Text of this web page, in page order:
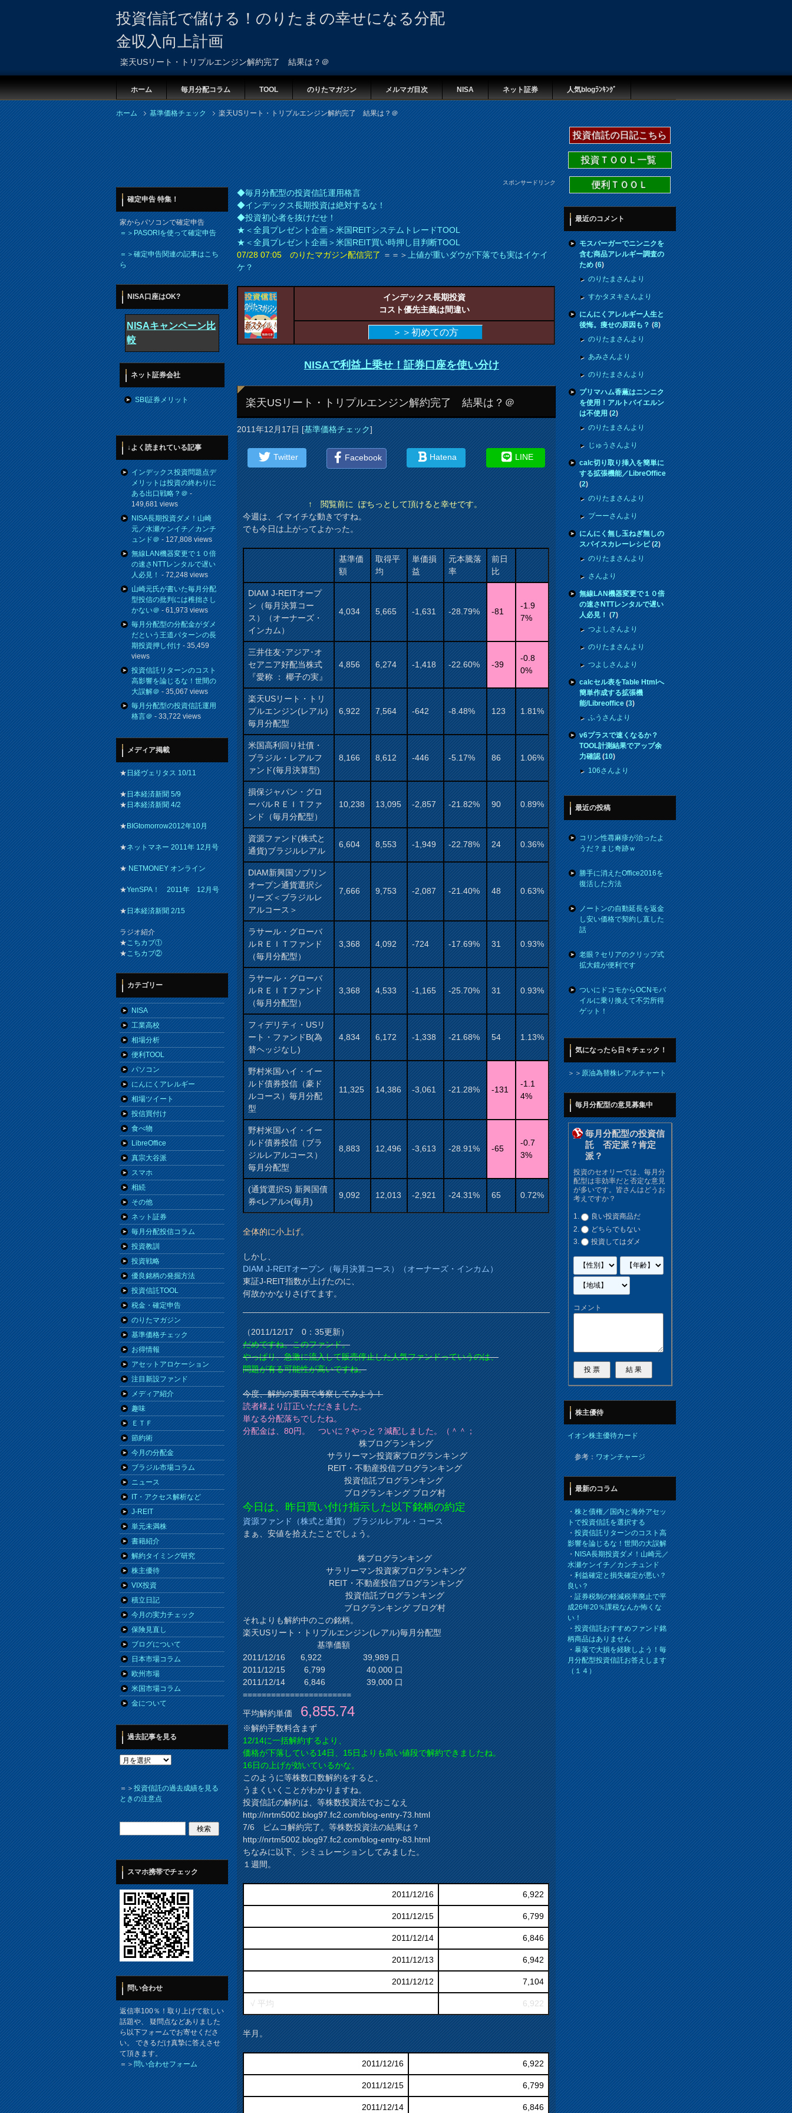
投資信託で儲ける！のりたまの幸せになる分配
金収入向上計画
楽天USリート・トリプルエンジン解約完了 結果は？＠
ホーム 毎月分配コラム TOOL のりたマガジン メルマガ目次 NISA ネット証券 人気blogﾗﾝｷﾝｸﾞ
ホーム 基準価格チェック 楽天USリート・トリプルエンジン解約完了 結果は？＠
スポンサードリンク
◆毎月分配型の投資信託運用格言
◆インデックス長期投資は絶対するな！
◆投資初心者を抜けだせ！
★＜全員プレゼント企画＞米国REITシステムトレードTOOL
★＜全員プレゼント企画＞米国REIT買い時押し目判断TOOL
07/28 07:05 のりたマガジン配信完了＝＝＞上値が重いダウが下落でも実はイケイ
ケ？
インデックス長期投資
コスト優先主義は間違い
＞＞初めての方
NISAで利益上乗せ！証券口座を使い分け
楽天USリート・トリプルエンジン解約完了 結果は？＠
2011年12月17日[基準価格チェック]
Twitter Facebook Hatena LINE
↑ 閲覧前に ぽちっとして頂けると幸せです。
今週は、イマイチな動きですね。
でも今日は上がってよかった。
基準価
額
取得平
均
単価損
益
元本騰落
率
前日
比
DIAM J-REITオープ
ン（毎月決算コー
ス）（オーナーズ・
インカム）
4,034 5,665 -1,631 -28.79% -81
-1.9
7%
三井住友･アジア･オ
セアニア好配当株式
『愛称 ： 椰子の実』
4,856 6,274 -1,418 -22.60% -39
-0.8
0%
楽天USリート・トリ
プルエンジン(レアル)
毎月分配型
6,922 7,564 -642 -8.48% 123 1.81%
米国高利回り社債・
ブラジル・レアルフ
ァンド(毎月決算型)
8,166 8,612 -446 -5.17% 86 1.06%
損保ジャパン・グロ
ーバルＲＥＩＴファ
ンド（毎月分配型）
10,238 13,095 -2,857 -21.82% 90 0.89%
資源ファンド(株式と
通貨)ブラジルレアル
6,604 8,553 -1,949 -22.78% 24 0.36%
DIAM新興国ソブリン
オープン通貨選択シ
リーズ＜ブラジルレ
アルコース＞
7,666 9,753 -2,087 -21.40% 48 0.63%
ラサール・グローバ
ルＲＥＩＴファンド
（毎月分配型）
3,368 4,092 -724 -17.69% 31 0.93%
ラサール・グローバ
ルＲＥＩＴファンド
（毎月分配型）
3,368 4,533 -1,165 -25.70% 31 0.93%
フィデリティ・USリ
ート・ファンドB(為
替ヘッジなし)
4,834 6,172 -1,338 -21.68% 54 1.13%
野村米国ハイ・イー
ルド債券投信（豪ド
ルコース）毎月分配
型
11,325 14,386 -3,061 -21.28% -131
-1.1
4%
野村米国ハイ・イー
ルド債券投信（ブラ
ジルレアルコース）
毎月分配型
8,883 12,496 -3,613 -28.91% -65
-0.7
3%
(通貨選択S) 新興国債
券<レアル>(毎月)
9,092 12,013 -2,921 -24.31% 65 0.72%
全体的に小上げ。
しかし、
DIAM J-REITオープン（毎月決算コース）（オーナーズ・インカム）
東証J-REIT指数が上げたのに、
何故かかなりさげてます。
（2011/12/17 0：35更新）
だめですね。このファンド。
やっぱり、急激に流入して販売停止した人気ファンドっていうのは、
問題が有る可能性が高いですね。
今度、解約の要因で考察してみよう！
読者様より訂正いただきました。
単なる分配落ちでしたね。
分配金は、80円。 ついに？やっと？減配しました。（＾＾；
株ブログランキング
サラリーマン投資家ブログランキング
REIT・不動産投信ブログランキング
投資信託ブログランキング
ブログランキング ブログ村
今日は、昨日買い付け指示した以下銘柄の約定
資源ファンド（株式と通貨） ブラジルレアル・コース
まぁ、安値を拾えたことでしょう。
株ブログランキング
サラリーマン投資家ブログランキング
REIT・不動産投信ブログランキング
投資信託ブログランキング
ブログランキング ブログ村
それよりも解約中のこの銘柄。
楽天USリート・トリプルエンジン(レアル)毎月分配型
基準価額
2011/12/16 6,922 39,989 口
2011/12/15 6,799 40,000 口
2011/12/14 6,846 39,000 口
=======================
平均解約単価6,855.74
※解約手数料含まず
12/14に一括解約するより、
価格が下落している14日、15日よりも高い値段で解約できましたね。
16日の上げが効いているかな。
このように等株数口数解約をすると、
うまくいくことがわかりますね。
投資信託の解約は、等株数投資法でおこなえ
http://nrtm5002.blog97.fc2.com/blog-entry-73.html
7/6 ピムコ解約完了。等株数投資法の結果は？
http://nrtm5002.blog97.fc2.com/blog-entry-83.html
ちなみに以下、シミュレーションしてみました。
１週間。
2011/12/16 6,922
2011/12/15 6,799
2011/12/14 6,846
2011/12/13 6,942
2011/12/12 7,104
√ 平均 6,922
半月。
2011/12/16 6,922
2011/12/15 6,799
2011/12/14 6,846
確定申告 特集！
家からパソコンで確定申告
＝＞PASORIを使って確定申告
＝＞確定申告関連の記事はこち
ら
NISA口座はOK?
NISAキャンペーン比
較
ネット証券会社
SBI証券メリット
↓よく読まれている記事
インデックス投資問題点デ
メリットは投資の終わりに
ある出口戦略？＠-
149,681 views
NISA長期投資ダメ！山崎
元／水瀬ケンイチ／カンチ
ュンド＠- 127,808 views
無線LAN機器変更で１０倍
の速さNTTレンタルで遅い
人必見！- 72,248 views
山崎元氏が書いた毎月分配
型投信の批判には稚拙さし
かない＠- 61,973 views
毎月分配型の分配金がダメ
だという王道パターンの長
期投資押し付け- 35,459
views
投資信託リターンのコスト
高影響を論じるな！世間の
大誤解＠- 35,067 views
毎月分配型の投資信託運用
格言＠- 33,722 views
メディア掲載
★日経ヴェリタス 10/11
★日本経済新聞 5/9
★日本経済新聞 4/2
★BIGtomorrow2012年10月
★ネットマネー 2011年 12月号
★NETMONEY オンライン
★YenSPA！ 2011年 12月号
★日本経済新聞 2/15
ラジオ紹介
★こちカブ①
★こちカブ②
カテゴリー
NISA
工業高校
相場分析
便利TOOL
パソコン
にんにくアレルギー
相場ツイート
投信買付け
食べ物
LibreOffice
真宗大谷派
スマホ
相続
その他
ネット証券
毎月分配投信コラム
投資教訓
投資戦略
優良銘柄の発掘方法
投資信託TOOL
税金・確定申告
のりたマガジン
基準価格チェック
お得情報
アセットアロケーション
注目新設ファンド
メディア紹介
趣味
ＥＴＦ
節約術
今月の分配金
ブラジル市場コラム
ニュース
IT・アクセス解析など
J-REIT
単元未満株
書籍紹介
解約タイミング研究
株主優待
VIX投資
積立日記
今月の実力チェック
保険見直し
ブログについて
日本市場コラム
欧州市場
米国市場コラム
金について
過去記事を見る
＝＞投資信託の過去成績を見る
ときの注意点
スマホ携帯でチェック
問い合わせ
返信率100％！取り上げて欲しい
話題や、 疑問点などありました
ら以下フォームでお寄せくださ
い。 できるだけ真摯に答えさせ
て頂きます。
＝＞問い合わせフォーム
投資信託の日記こちら
投資ＴＯＯＬ一覧
便利ＴＯＯＬ
最近のコメント
モスバーガーでニンニクを
含む商品アレルギー調査の
ため(6)
のりたまさんより
すかタヌキさんより
にんにくアレルギー人生と
後悔。痩せの原因も？(8)
のりたまさんより
あみさんより
のりたまさんより
プリマハム香薫はニンニク
を使用！アルトバイエルン
は不使用(2)
のりたまさんより
じゅうさんより
calc切り取り挿入を簡単に
する拡張機能／LibreOffice
(2)
のりたまさんより
プーーさんより
にんにく無し玉ねぎ無しの
スパイスカレーレシピ(2)
のりたまさんより
さんより
無線LAN機器変更で１０倍
の速さNTTレンタルで遅い
人必見！(7)
つよしさんより
のりたまさんより
つよしさんより
calcセル表をTable Htmlへ
簡単作成する拡張機
能/Libreoffice(3)
ふうさんより
v6プラスで速くなるか？
TOOL計測結果でアップ余
力確認(10)
106さんより
最近の投稿
コリン性蕁麻疹が治ったよ
うだ？まじ奇跡ｗ
勝手に消えたOffice2016を
復活した方法
ノートンの自動延長を返金
し安い価格で契約し直した
話
老眼？セリアのクリップ式
拡大鏡が便利です
ついにドコモからOCNモバ
イルに乗り換えて不労所得
ゲット！
気になったら日々チェック！
＞＞原油為替株レアルチャート
毎月分配型の意見募集中
毎月分配型の投資信
託 否定派？肯定
派？
投資のセオリーでは、毎月分
配型は非効率だと否定な意見
が多いです。皆さんはどうお
考えですか？
良い投資商品だ
どちらでもない
投資してはダメ
コメント
株主優待
イオン株主優待カード
参考：ワオンチャージ
最新のコラム
・株と債権／国内と海外アセッ
トで投資信託を選択する
・投資信託リターンのコスト高
影響を論じるな！世間の大誤解
・NISA長期投資ダメ！山崎元／
水瀬ケンイチ／カンチュンド
・利益確定と損失確定が悪い？
良い？
・証券税制の軽減税率廃止で平
成26年20％課税なんか怖くな
い！
・投資信託おすすめファンド銘
柄商品はありません
・暴落で大損を経験しよう！毎
月分配型投資信託お答えします
（１４）